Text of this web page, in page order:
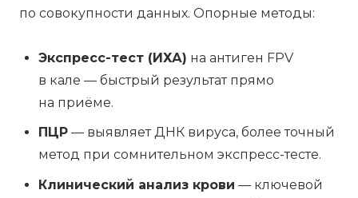
по совокупности данных. Опорные методы:
Экспресс-тест (ИХА) на антиген FPV
в кале — быстрый результат прямо
на приёме.
ПЦР — выявляет ДНК вируса, более точный
метод при сомнительном экспресс-тесте.
Клинический анализ крови — ключевой